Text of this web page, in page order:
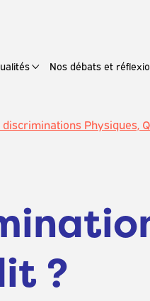
Nos débats et
discriminations Physiques,
?